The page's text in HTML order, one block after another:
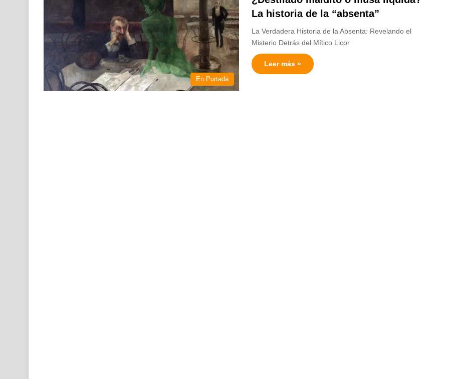
En Portada
La historia de la “absenta”
La Verdadera Historia de la Absenta: Revelando el
Misterio Detrás del Mítico Licor
Leer más »